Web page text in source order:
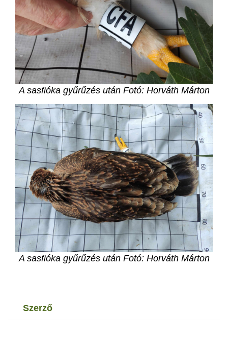
A sasfióka gyűrűzés után Fotó: Horváth Márton
A sasfióka gyűrűzés után Fotó: Horváth Márton
szerző